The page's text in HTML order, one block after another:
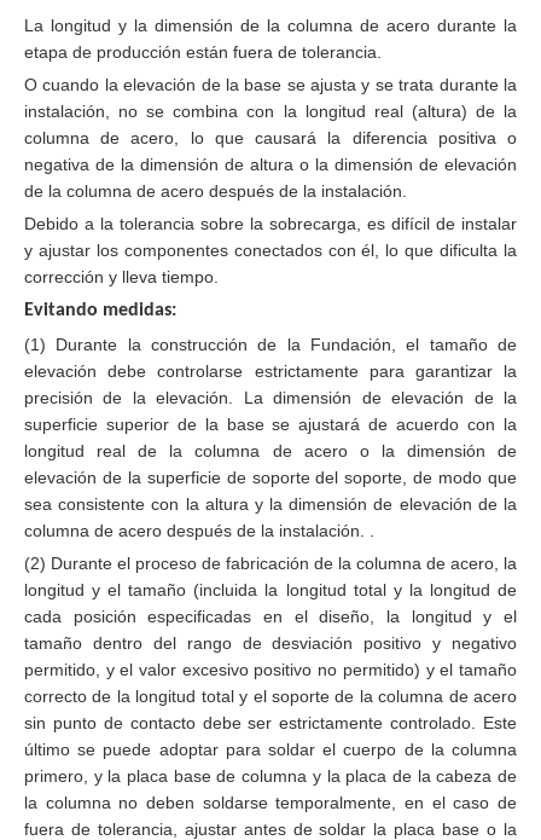
La longitud y la dimensión de la columna de acero durante la
etapa de producción están fuera de tolerancia.
O cuando la elevación de la base se ajusta y se trata durante la
instalación, no se combina con la longitud real (altura) de la
columna de acero, lo que causará la diferencia positiva o
negativa de la dimensión de altura o la dimensión de elevación
de la columna de acero después de la instalación.
Debido a la tolerancia sobre la sobrecarga, es difícil de instalar
y ajustar los componentes conectados con él, lo que dificulta la
corrección y lleva tiempo.
Evitando medidas:
(1) Durante la construcción de la Fundación, el tamaño de
elevación debe controlarse estrictamente para garantizar la
precisión de la elevación. La dimensión de elevación de la
superficie superior de la base se ajustará de acuerdo con la
longitud real de la columna de acero o la dimensión de
elevación de la superficie de soporte del soporte, de modo que
sea consistente con la altura y la dimensión de elevación de la
columna de acero después de la instalación. .
(2) Durante el proceso de fabricación de la columna de acero, la
longitud y el tamaño (incluida la longitud total y la longitud de
cada posición especificadas en el diseño, la longitud y el
tamaño dentro del rango de desviación positivo y negativo
permitido, y el valor excesivo positivo no permitido) y el tamaño
correcto de la longitud total y el soporte de la columna de acero
sin punto de contacto debe ser estrictamente controlado. Este
último se puede adoptar para soldar el cuerpo de la columna
primero, y la placa base de columna y la placa de la cabeza de
la columna no deben soldarse temporalmente, en el caso de
fuera de tolerancia, ajustar antes de soldar la placa base o la